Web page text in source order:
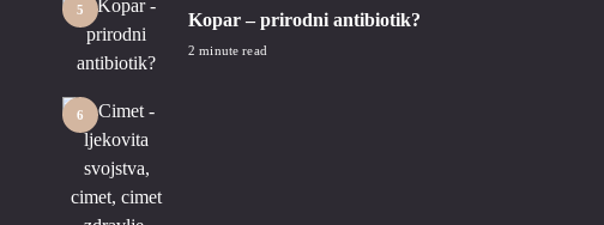
5
Kopar – prirodni antibiotik?
2 minute read
6